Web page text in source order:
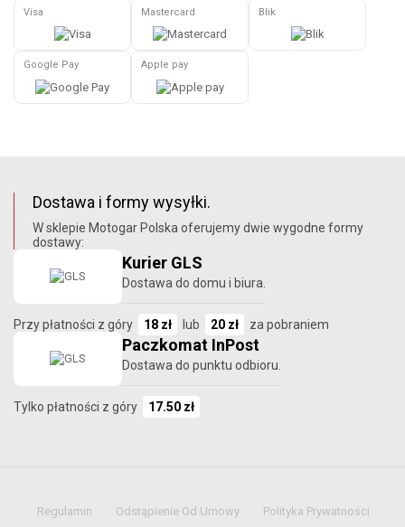
Visa Mastercard Blik
Google Pay Apple pay
Dostawa i formy wysyłki.
W sklepie Motogar Polska oferujemy dwie wygodne formy
dostawy:
Kurier GLS
Dostawa do domu i biura.
Przy płatności z góry 18 zł lub 20 zł za pobraniem
Paczkomat InPost
Dostawa do punktu odbioru.
Tylko płatności z góry 17.50 zł
Regulamin Odstąpienie Od Umowy Polityka Prywatności